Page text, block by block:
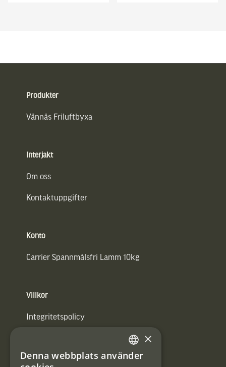
Produkter
Vännäs Friluftbyxa
Interjakt
Om oss
Kontaktuppgifter
Konto
Carrier Spannmålsfri Lamm 10kg
Villkor
Integritetspolicy
#Interjaktfamily SWEDISH
×
Denna webbplats använder